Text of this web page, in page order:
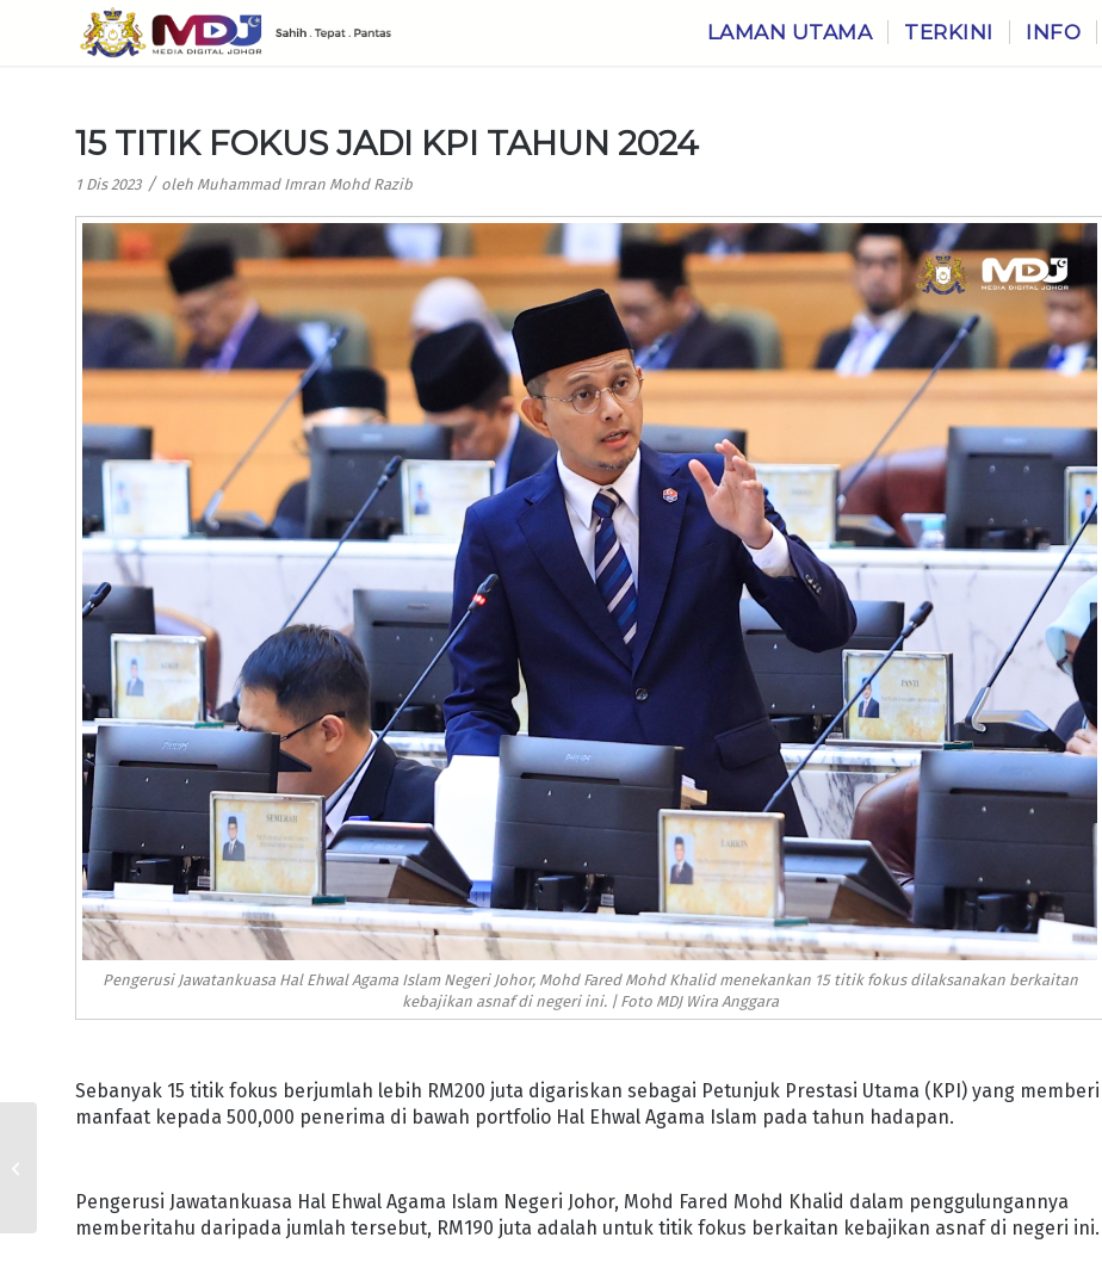
LAMAN UTAMA TERKINI INFO
15 TITIK FOKUS JADI KPI TAHUN 2024
1 Dis 2023 / oleh Muhammad Imran Mohd Razib
Pengerusi Jawatankuasa Hal Ehwal Agama Islam Negeri Johor, Mohd Fared Mohd Khalid menekankan 15 titik fokus dilaksanakan berkaitan
kebajikan asnaf di negeri ini. | Foto MDJ Wira Anggara
Sebanyak 15 titik fokus berjumlah lebih RM200 juta digariskan sebagai Petunjuk Prestasi Utama (KPI) yang memberi
manfaat kepada 500,000 penerima di bawah portfolio Hal Ehwal Agama Islam pada tahun hadapan.
Pengerusi Jawatankuasa Hal Ehwal Agama Islam Negeri Johor, Mohd Fared Mohd Khalid dalam penggulungannya
memberitahu daripada jumlah tersebut, RM190 juta adalah untuk titik fokus berkaitan kebajikan asnaf di negeri ini.
JOHOR